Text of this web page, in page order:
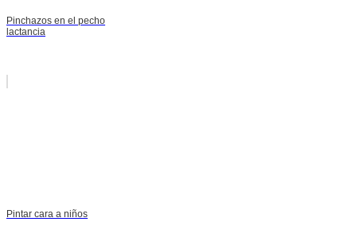
Pinchazos en el pecho
lactancia
Pintar cara a niños